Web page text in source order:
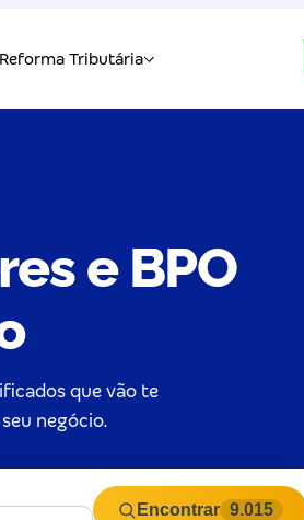
e BPO
que vão te
negócio.
Encontrar 9.015